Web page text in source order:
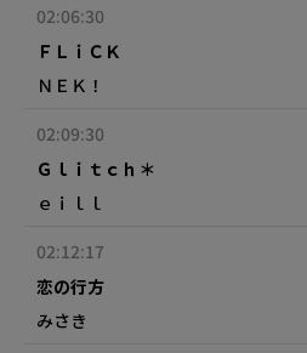
02:06:30
ＦＬｉＣＫ
ＮＥＫ！
02:09:30
Ｇｌｉｔｃｈ＊
ｅｉｌｌ
02:12:17
恋の行方
みさき